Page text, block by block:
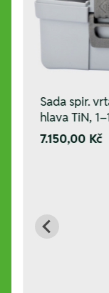
Sada spir.
hlava TiN,
7.150,00 Kč